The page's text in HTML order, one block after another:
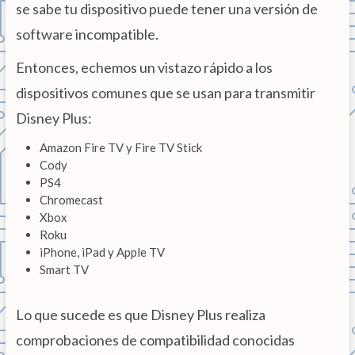
se sabe tu dispositivo puede tener una versión de
software incompatible.
Entonces, echemos un vistazo rápido a los
dispositivos comunes que se usan para transmitir
Disney Plus:
Amazon Fire TV y Fire TV Stick
Cody
PS4
Chromecast
Xbox
Roku
iPhone, iPad y Apple TV
Smart TV
Lo que sucede es que Disney Plus realiza
comprobaciones de compatibilidad conocidas